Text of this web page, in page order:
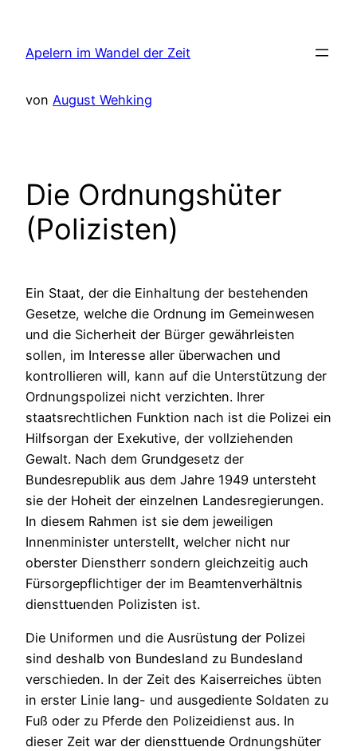
springen
Apelern im Wandel der Zeit
von August Wehking
Die Ordnungshüter
(Polizisten)
Ein Staat, der die Einhaltung der bestehenden
Gesetze, welche die Ordnung im Gemeinwesen
und die Sicherheit der Bürger gewährleisten
sollen, im Interesse aller überwachen und
kontrollieren will, kann auf die Unterstützung der
Ordnungspolizei nicht verzichten. Ihrer
staatsrechtlichen Funktion nach ist die Polizei ein
Hilfsorgan der Exekutive, der vollziehenden
Gewalt. Nach dem Grundgesetz der
Bundesrepublik aus dem Jahre 1949 untersteht
sie der Hoheit der einzelnen Landesregierungen.
In diesem Rahmen ist sie dem jeweiligen
Innenminister unterstellt, welcher nicht nur
oberster Dienstherr sondern gleichzeitig auch
Fürsorgepflichtiger der im Beamtenverhältnis
diensttuenden Polizisten ist.
Die Uniformen und die Ausrüstung der Polizei
sind deshalb von Bundesland zu Bundesland
verschieden. In der Zeit des Kaiserreiches übten
in erster Linie lang- und ausgediente Soldaten zu
Fuß oder zu Pferde den Polizeidienst aus. In
dieser Zeit war der diensttuende Ordnungshüter